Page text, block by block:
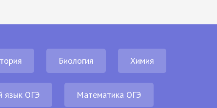
Биология Химия
язык ОГЭ Математика ОГЭ